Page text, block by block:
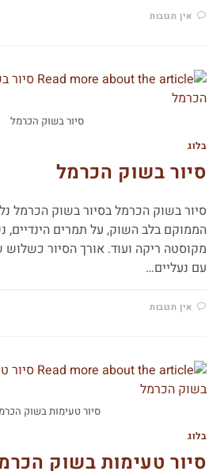
אין תגובות
סיור בשוק הכרמל
בלוג
סיור בשוק הכרמל
סיור בשוק הכרמל בסיור בשוק הכרמל
הממוקם בלב השוק, על תמרים
מקוסטה ריקה ועוד. אורך הסיור כשלוש
עם נעליים…
אין תגובות
סיור טעימות בשוק
בלוג
סיור טעימות בשוק